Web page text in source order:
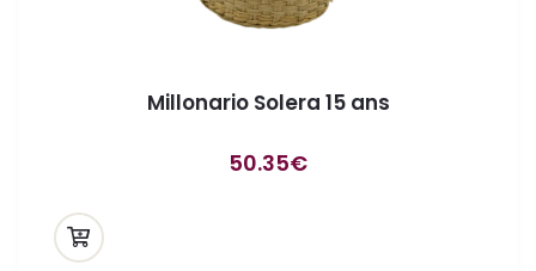
Millonario Solera 15 ans
50.35€